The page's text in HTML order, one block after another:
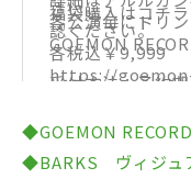
さい。
認ください。
各公演毎にドリン
各税込￥9,999
受付方法：予約
発送について：
予約上限数に達
福袋購入はコチラ
GOEMON
https://
◆GOEMON
◆BARKS ヴィジュ